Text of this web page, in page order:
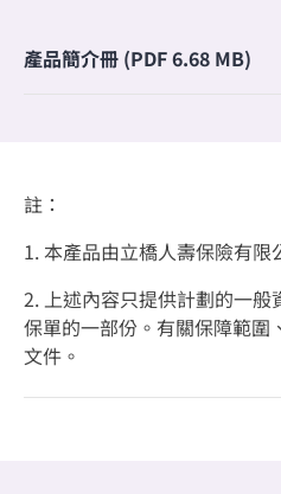
產品簡介冊 (PDF 6.68 MB)
註：
1. 本產品由立橋人壽保險有限
2. 上述內容只提供計劃的一
保單的一部份。有關保障範圍
文件。